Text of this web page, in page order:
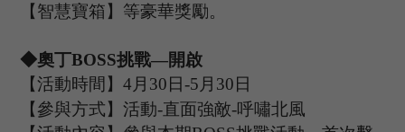
【智慧寶箱】等豪華獎勵。
◆奧丁BOSS挑戰—開啟
【活動時間】4 月 30日-5 月 30日
【參與方式】 活動-直面強敵-呼嘯北風